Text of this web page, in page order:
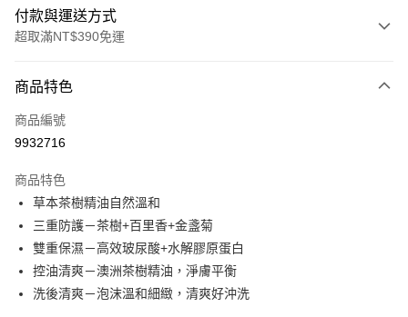
付款與運送方式
超取滿NT$390免運
POYA支付
信用卡一次付款
LINE Pay
Apple Pay
街口支付
悠遊付
商品特色
商品編號
9932716
商品特色
草本茶樹精油自然溫和
三重防護－茶樹+百里香+金盞菊
雙重保濕－高效玻尿酸+水解膠原蛋白
控油清爽－澳洲茶樹精油，淨膚平衡
洗後清爽－泡沫溫和細緻，清爽好沖洗